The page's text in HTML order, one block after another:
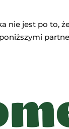
nie jest po to,
Zniżka 10%